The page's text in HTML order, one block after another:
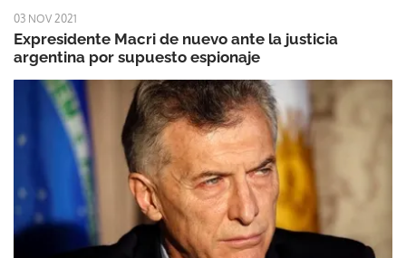
03 NOV 2021
Expresidente Macri de nuevo ante la justicia
argentina por supuesto espionaje